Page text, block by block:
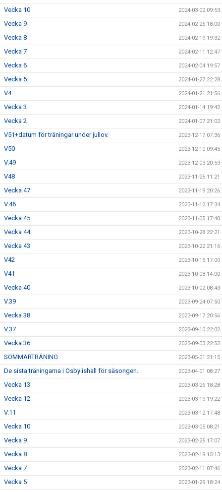
Vecka 10 2024-03-02 09:53
Vecka 9 2024-02-26 18:00
Vecka 8 2024-02-19 19:32
Vecka 7 2024-02-11 12:47
Vecka 6 2024-02-04 19:57
Vecka 5 2024-01-27 22:28
V4 2024-01-21 21:56
Vecka 3 2024-01-14 19:42
Vecka 2 2024-01-07 21:02
V51+datum för träningar under jullov. 2023-12-17 07:36
V50 2023-12-10 09:45
V.49 2023-12-03 20:59
V48 2023-11-25 11:21
Vecka 47 2023-11-19 20:26
V.46 2023-11-12 17:34
Vecka 45 2023-11-05 17:40
Vecka 44 2023-10-28 22:21
Vecka 43 2023-10-22 21:16
V42 2023-10-15 17:00
V41 2023-10-08 14:00
Vecka 40 2023-10-02 08:43
V.39 2023-09-24 07:50
Vecka 38 2023-09-17 20:56
V.37 2023-09-10 22:02
Vecka 36 2023-09-03 22:52
SOMMARTRÄNING 2023-05-01 21:15
De sista träningarna i Osby ishall för säsongen. 2023-04-01 08:27
Vecka 13 2023-03-26 18:28
Vecka 12 2023-03-19 19:22
V.11 2023-03-12 17:48
Vecka 10 2023-03-05 08:21
Vecka 9 2023-02-25 17:07
Vecka 8 2023-02-19 15:13
Vecka 7 2023-02-11 07:46
Vecka 5 2023-01-29 18:24